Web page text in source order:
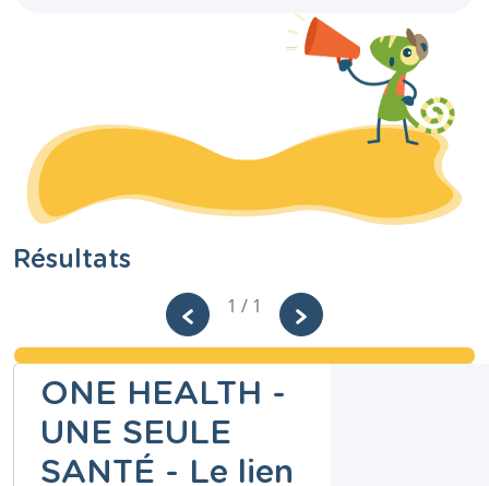
Résultats
1 / 1
ONE HEALTH -
UNE SEULE
SANTÉ - Le lien